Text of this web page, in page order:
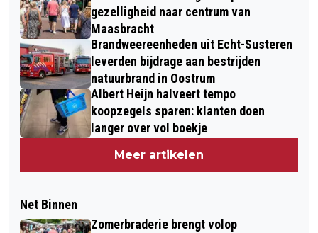
gezelligheid naar centrum van
Maasbracht
Brandweereenheden uit Echt-Susteren
leverden bijdrage aan bestrijden
natuurbrand in Oostrum
Albert Heijn halveert tempo
koopzegels sparen: klanten doen
langer over vol boekje
Meer artikelen
Net Binnen
Zomerbraderie brengt volop